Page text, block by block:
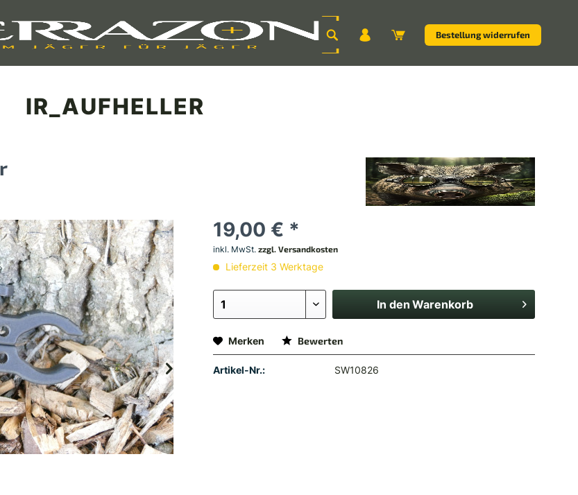
Bestellung widerrufen
IR_AUFHELLER
19,00 € *
inkl. MwSt.zzgl. Versandkosten
Lieferzeit 3 Werktage
In den Warenkorb
Merken Bewerten
Artikel-Nr.: SW10826